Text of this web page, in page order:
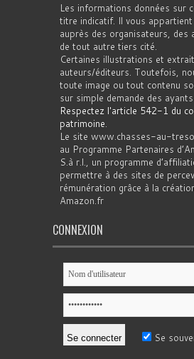
Les informations données sur
titre indicatif. Il vous
auprès des organisateurs, des
de tout autre tiers cité.
Certaines illustrations et
auteurs/éditeurs. Toutefois,
toute image ou tout contenu
sur simple demande des
Respectez l'article 542-1 du
patrimoine.
Le site www.chasses-au-
au Programme Partenaires
S.à r.l., un programme
permettre à des sites de
rémunération grâce à la
Amazon.fr
CONNEXION
Se